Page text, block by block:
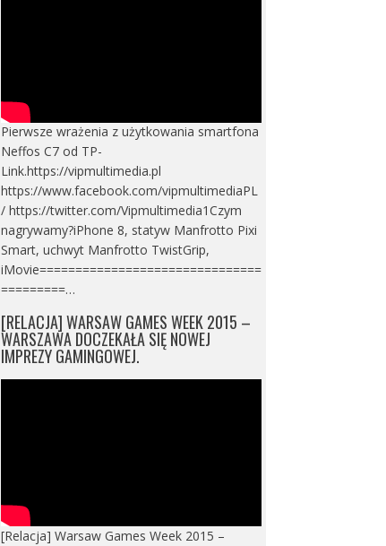
Pierwsze wrażenia z użytkowania smartfona
Neffos C7 od TP-
Link.https://vipmultimedia.pl
https://www.facebook.com/vipmultimediaPL
/ https://twitter.com/Vipmultimedia1Czym
nagrywamy?iPhone 8, statyw Manfrotto Pixi
Smart, uchwyt Manfrotto TwistGrip,
iMovie===============================
=========…
[RELACJA] WARSAW GAMES WEEK 2015 –
WARSZAWA DOCZEKAŁA SIĘ NOWEJ
IMPREZY GAMINGOWEJ.
[Relacja] Warsaw Games Week 2015 –